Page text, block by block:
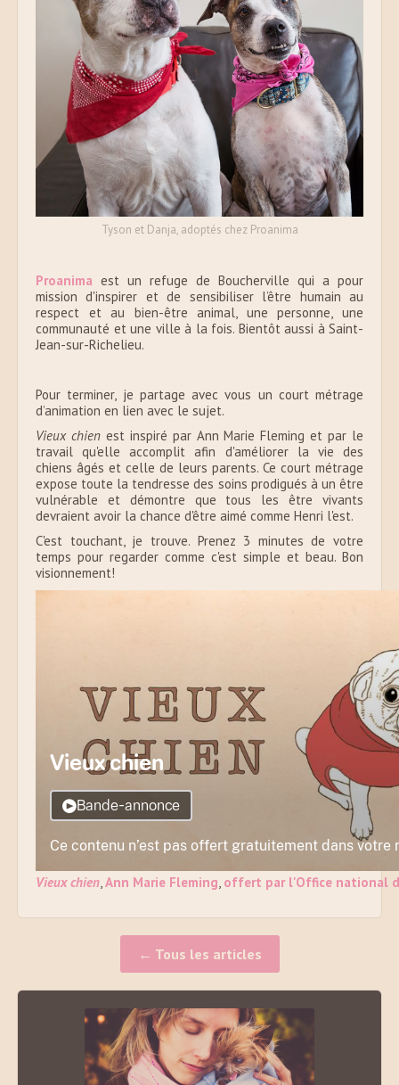
Tyson et Danja, adoptés chez Proanima
Proanima est un refuge de Boucherville qui a pour
mission d'inspirer et de sensibiliser l’être humain au
respect et au bien-être animal, une personne, une
communauté et une ville à la fois. Bientôt aussi à Saint-
Jean-sur-Richelieu.
Pour terminer, je partage avec vous un court métrage
d’animation en lien avec le sujet.
Vieux chienest inspiré par Ann Marie Fleming et par le
travail qu'elle accomplit afin d'améliorer la vie des
chiens âgés et celle de leurs parents. Ce court métrage
expose toute la tendresse des soins prodigués à un être
vulnérable et démontre que tous les être vivants
devraient avoir la chance d'être aimé comme Henri l'est.
C'est touchant, je trouve. Prenez 3 minutes de votre
temps pour regarder comme c'est simple et beau. Bon
visionnement!
Vieux chien,Ann Marie Fleming, offert par l'Office national
← Tous les articles